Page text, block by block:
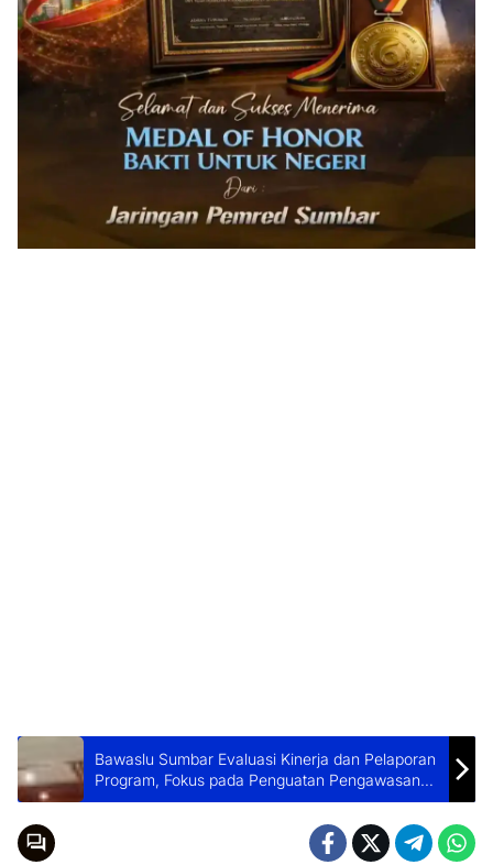
Bawaslu Sumbar Evaluasi Kinerja dan Pelaporan
Program, Fokus pada Penguatan Pengawasan
Pemilu